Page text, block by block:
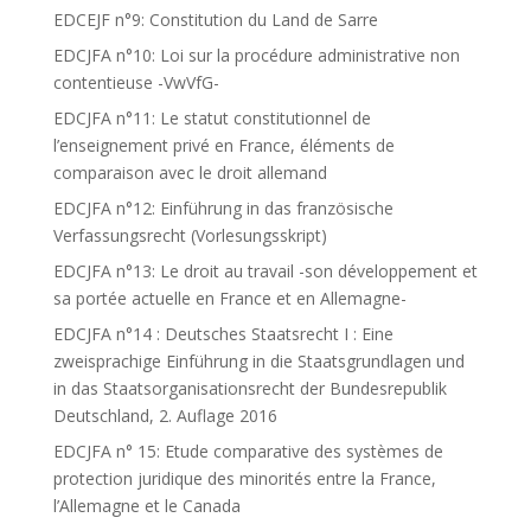
EDCEJF n°9: Constitution du Land de Sarre
EDCJFA n°10: Loi sur la procédure administrative non
contentieuse -VwVfG-
EDCJFA n°11: Le statut constitutionnel de
l’enseignement privé en France, éléments de
comparaison avec le droit allemand
EDCJFA n°12: Einführung in das französische
Verfassungsrecht (Vorlesungsskript)
EDCJFA n°13: Le droit au travail -son développement et
sa portée actuelle en France et en Allemagne-
EDCJFA n°14 : Deutsches Staatsrecht I : Eine
zweisprachige Einführung in die Staatsgrundlagen und
in das Staatsorganisationsrecht der Bundesrepublik
Deutschland, 2. Auflage 2016
EDCJFA n° 15: Etude comparative des systèmes de
protection juridique des minorités entre la France,
l’Allemagne et le Canada